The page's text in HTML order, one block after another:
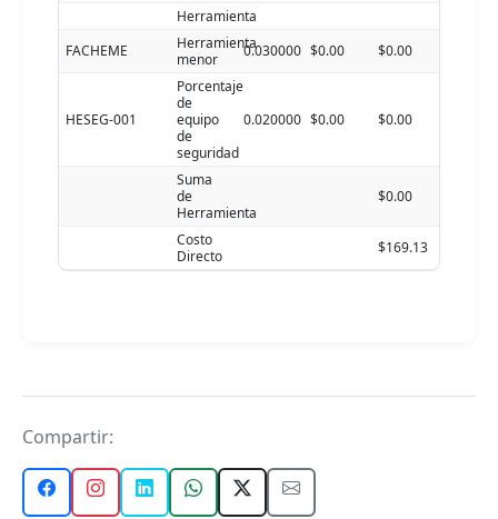
Herramienta
FACHEME
Herramienta
menor
0.030000 $0.00 $0.00
HESEG-001
Porcentaje
de
equipo
de
seguridad
0.020000 $0.00 $0.00
Suma
de
Herramienta
$0.00
Costo
Directo
$169.13
Compartir: